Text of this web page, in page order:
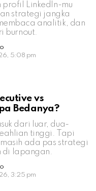
LinkedIn-mu
strategi jangka
analitik, dan
burnout.
5:08 pm
vs
Bedanya?
dari luar, dua-
tinggi. Tapi
ada pas strategi
di lapangan.
3:25 pm